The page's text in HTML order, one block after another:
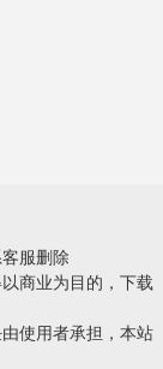
服删除
商业为目的，下载
使用者承担，本站